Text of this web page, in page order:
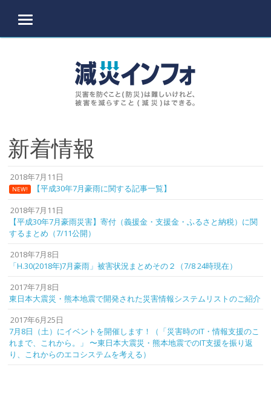
MENU
新着情報
2018年7月11日
NEW! 【平成30年7月豪雨に関する記事一覧】
2018年7月11日
【平成30年7月豪雨災害】寄付（義援金・支援金・ふるさと納税）に関
するまとめ（7/11公開）
2018年7月8日
「H.30(2018年)7月豪雨」被害状況まとめその２（7/8 24時現在）
2017年7月8日
東日本大震災・熊本地震で開発された災害情報システムリストのご紹介
2017年6月25日
7月8日（土）にイベントを開催します！（「災害時のIT・情報支援のこ
れまで、これから。」 〜東日本大震災・熊本地震でのIT支援を振り返
り、これからのエコシステムを考える）